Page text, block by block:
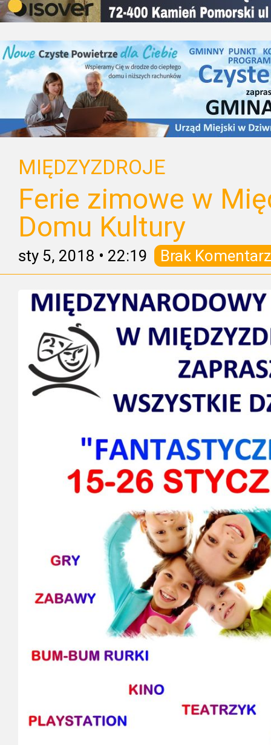
MIĘDZYZDROJE
Ferie zimowe w
Domu Kultury
sty 5, 2018 • 22:19 Brak